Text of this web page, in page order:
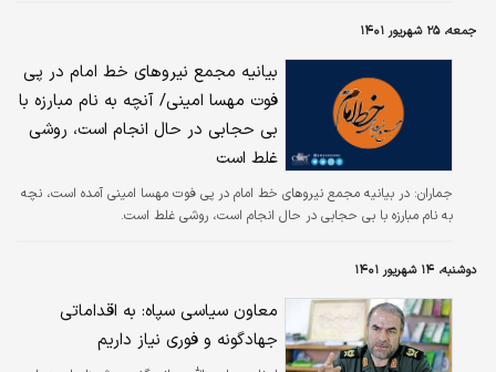
جمعه، ۲۵ شهریور ۱۴۰۱
بیانیه مجمع نیروهای خط امام در پی
فوت مهسا امینی/ آنچه به نام مبارزه با
بی حجابی در حال انجام است، روشی
غلط است
جماران: در بیانیه مجمع نیروهای خط امام در پی فوت مهسا امینی آمده است، نچه
به نام مبارزه با بی حجابی در حال انجام است، روشی غلط است.
دوشنبه، ۱۴ شهریور ۱۴۰۱
معاون سیاسی سپاه: به اقداماتی
جهادگونه و فوری نیاز داریم